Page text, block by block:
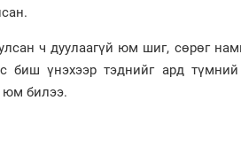
ч дуулаагүй юм шиг, сөрөг
биш үнэхээр тэднийг ард
юм билээ.